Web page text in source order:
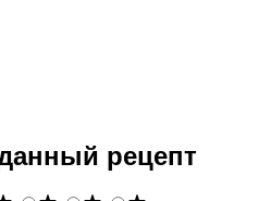
рецепт